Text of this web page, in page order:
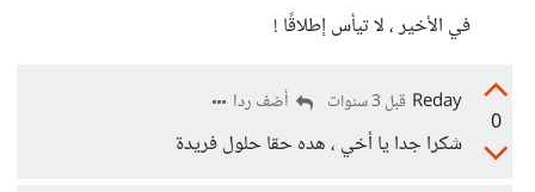
في الأخير ، لا تيأس إطلاقًا !
0
Reday قبل 3 سنوات أضف ردا
شكرا جدا يا أخي ، هده حقا حلول فريدة